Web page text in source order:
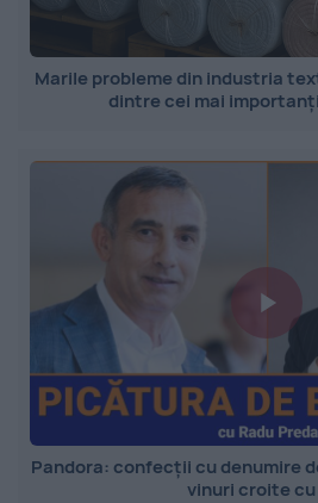
Marile probleme din industria
dintre cei mai
Pandora: confecții cu denumire
vinuri croite